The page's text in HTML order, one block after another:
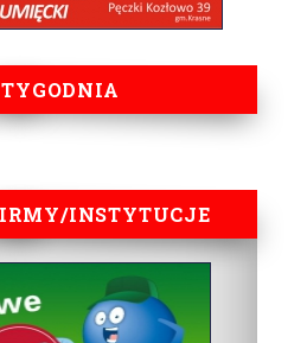
INSTYTUCJE